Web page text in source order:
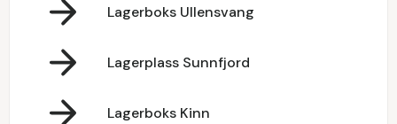
Lagerboks Ullensvang
Lagerplass Sunnfjord
Lagerboks Kinn